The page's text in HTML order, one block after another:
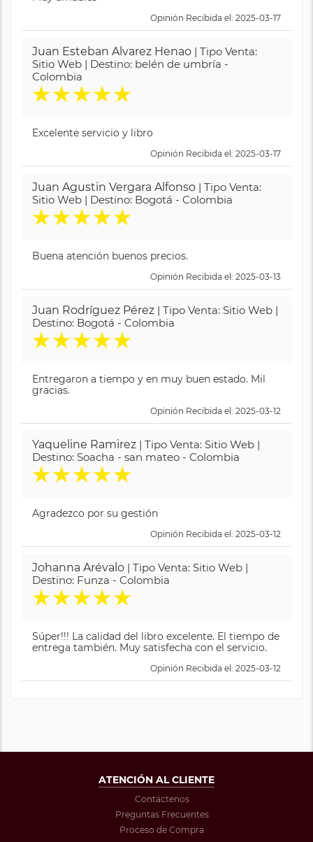
Opinión Recibida el: 2025-03-17
Juan Esteban Alvarez Henao | Tipo Venta:
Sitio Web | Destino: belén de umbría -
Colombia
★★★★★
Excelente servicio y libro
Opinión Recibida el: 2025-03-17
Juan Agustin Vergara Alfonso | Tipo Venta:
Sitio Web | Destino: Bogotá - Colombia
★★★★★
Buena atención buenos precios.
Opinión Recibida el: 2025-03-13
Juan Rodríguez Pérez | Tipo Venta: Sitio Web |
Destino: Bogotá - Colombia
★★★★★
Entregaron a tiempo y en muy buen estado. Mil
gracias.
Opinión Recibida el: 2025-03-12
Yaqueline Ramirez | Tipo Venta: Sitio Web |
Destino: Soacha - san mateo - Colombia
★★★★★
Agradezco por su gestión
Opinión Recibida el: 2025-03-12
Johanna Arévalo | Tipo Venta: Sitio Web |
Destino: Funza - Colombia
★★★★★
Súper!!! La calidad del libro excelente. El tiempo de
entrega también. Muy satisfecha con el servicio.
Opinión Recibida el: 2025-03-12
ATENCIÓN AL CLIENTE
Contáctenos
Preguntas Frecuentes
Proceso de Compra